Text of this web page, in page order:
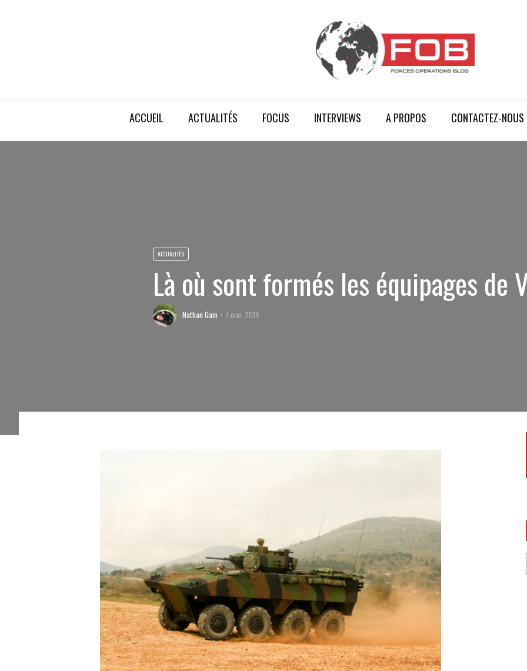
ACCUEIL ACTUALITÉS FOCUS INTERVIEWS A PROPOS CONTACTEZ-NOUS
ACTUALITÉS
Là où sont formés les équipages de
Nathan Gain 7 mai, 2014